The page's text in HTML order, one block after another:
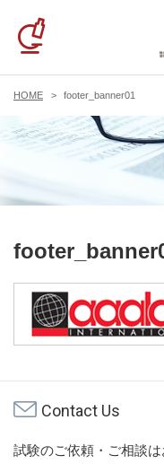
HOME footer_banner01
Contact Us
試験のご依頼・ご相談